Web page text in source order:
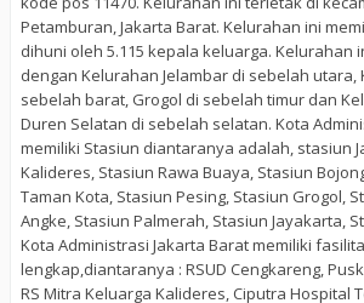
Petamburan, Jakarta Barat. Kelurahan ini
dihuni oleh 5.115 kepala keluarga. Kelurahan
dengan Kelurahan Jelambar di sebelah utara,
sebelah barat, Grogol di sebelah timur dan
Duren Selatan di sebelah selatan. Kota
memiliki Stasiun diantaranya adalah, stasiun
Kalideres, Stasiun Rawa Buaya, Stasiun
Taman Kota, Stasiun Pesing, Stasiun Grogol,
Angke, Stasiun Palmerah, Stasiun Jayakarta,
Kota Administrasi Jakarta Barat memiliki
lengkap,diantaranya : RSUD Cengkareng,
RS Mitra Keluarga Kalideres, Ciputra Hospital